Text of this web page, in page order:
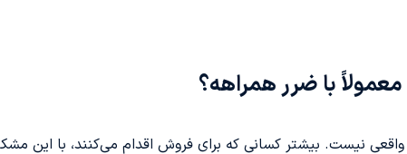
با ضرر همراهه؟
نیست. بیشتر کسانی که برای فروش اقدام می‌کنند، با این